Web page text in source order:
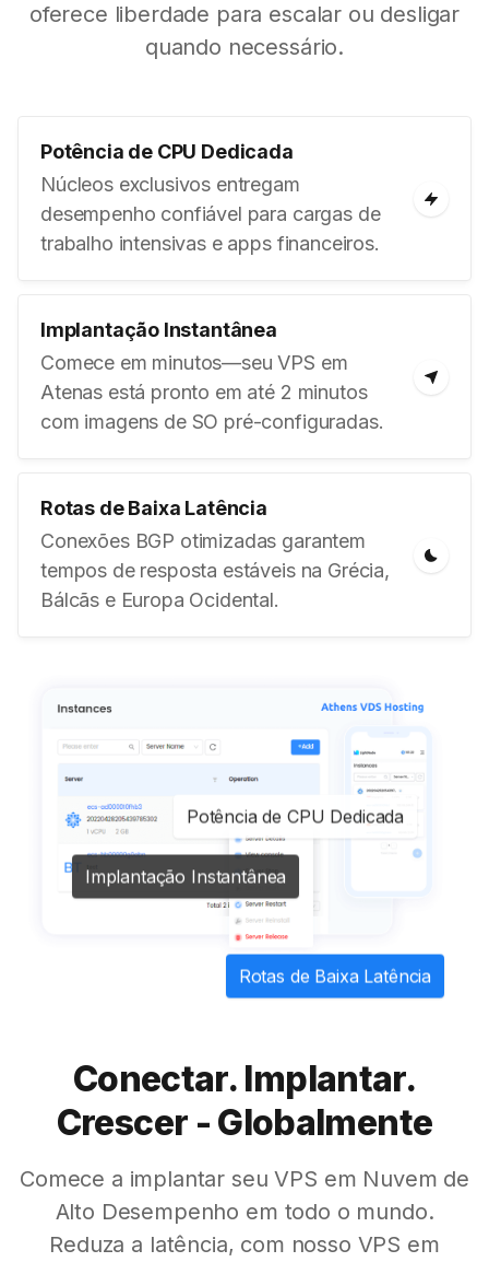
oferece liberdade para escalar ou desligar
quando necessário.
Potência de CPU Dedicada
Núcleos exclusivos entregam
desempenho confiável para cargas de
trabalho intensivas e apps financeiros.
Implantação Instantânea
Comece em minutos—seu VPS em
Atenas está pronto em até 2 minutos
com imagens de SO pré-configuradas.
Rotas de Baixa Latência
Conexões BGP otimizadas garantem
tempos de resposta estáveis na Grécia,
Bálcãs e Europa Ocidental.
Potência de CPU Dedicada
Implantação Instantânea
Rotas de Baixa Latência
Conectar. Implantar.
Crescer - Globalmente
Comece a implantar seu VPS em Nuvem de
Alto Desempenho em todo o mundo.
Reduza a latência, com nosso VPS em